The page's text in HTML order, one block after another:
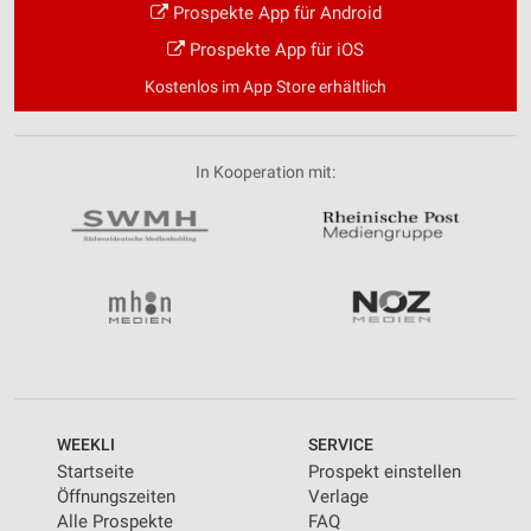
Prospekte App für Android
Prospekte App für iOS
Kostenlos im App Store erhältlich
In Kooperation mit:
WEEKLI
Startseite
Öffnungszeiten
Alle Prospekte
SERVICE
Prospekt einstellen
Verlage
FAQ
Verwendung von Profilen zur Auswahl
Messung der Werbeleistung
Analyse von Zielgruppen durch Statistiken oder
Quellen
Verwendung reduzierter Daten zur Auswahl von
Informationen identifizieren
Nicht-IAB-Verarbeitungszwecke: